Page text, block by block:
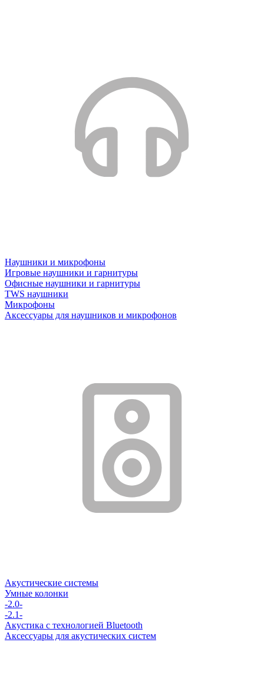
Наушники и микрофоны
Игровые наушники и гарнитуры
Офисные наушники и гарнитуры
TWS наушники
Микрофоны
Аксессуары для наушников и микрофонов
Акустические системы
Умные колонки
-2.0-
-2.1-
Акустика с технологией Bluetooth
Аксессуары для акустических систем